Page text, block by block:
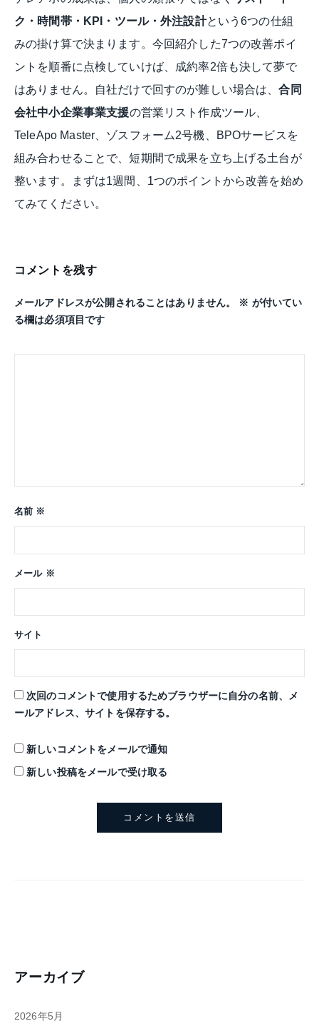
ク・時間帯・KPI・ツール・外注設計という6つの仕組
みの掛け算で決まります。今回紹介した7つの改善ポイ
ントを順番に点検していけば、成約率2倍も決して夢で
はありません。自社だけで回すのが難しい場合は、合同
会社中小企業事業支援の営業リスト作成ツール、
TeleApo Master、ゾスフォーム2号機、BPOサービスを
組み合わせることで、短期間で成果を立ち上げる土台が
整います。まずは1週間、1つのポイントから改善を始め
てみてください。
コメントを残す
メールアドレスが公開されることはありません。 ※ が付いてい
る欄は必須項目です
名前 ※
メール ※
サイト
次回のコメントで使用するためブラウザーに自分の名前、メ
ールアドレス、サイトを保存する。
新しいコメントをメールで通知
新しい投稿をメールで受け取る
アーカイブ
2026年5月